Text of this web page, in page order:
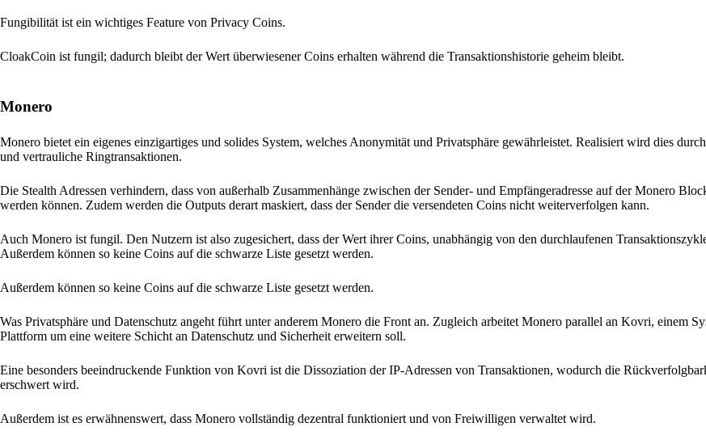
Fungibilität ist ein wichtiges Feature von Privacy Coins.
CloakCoin ist fungil; dadurch bleibt der Wert überwiesener Coins erhalten während die Transaktionshistorie geheim bleibt.
Monero
Monero bietet ein eigenes einzigartiges und solides System, welches Anonymität und Privatsphäre gewährleistet. Realisiert wird dies
und vertrauliche Ringtransaktionen.
Die Stealth Adressen verhindern, dass von außerhalb Zusammenhänge zwischen der Sender- und Empfängeradresse auf der Monero
werden können. Zudem werden die Outputs derart maskiert, dass der Sender die versendeten Coins nicht weiterverfolgen kann.
Auch Monero ist fungil. Den Nutzern ist also zugesichert, dass der Wert ihrer Coins, unabhängig von den durchlaufenen
Außerdem können so keine Coins auf die schwarze Liste gesetzt werden.
Außerdem können so keine Coins auf die schwarze Liste gesetzt werden.
Was Privatsphäre und Datenschutz angeht führt unter anderem Monero die Front an. Zugleich arbeitet Monero parallel an Kovri, einem
Plattform um eine weitere Schicht an Datenschutz und Sicherheit erweitern soll.
Eine besonders beeindruckende Funktion von Kovri ist die Dissoziation der IP-Adressen von Transaktionen, wodurch die
erschwert wird.
Außerdem ist es erwähnenswert, dass Monero vollständig dezentral funktioniert und von Freiwilligen verwaltet wird.